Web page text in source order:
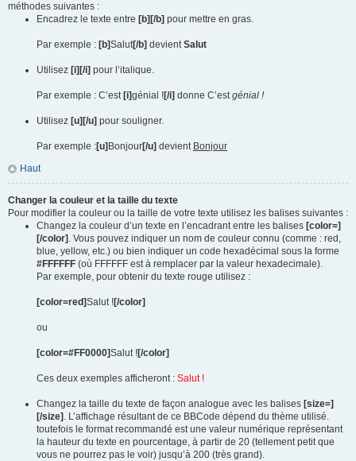
méthodes suivantes :
Encadrez le texte entre [b][/b] pour mettre en gras.
Par exemple : [b]Salut[/b] devientSalut
Utilisez [i][/i] pour l’italique.
Par exemple : C’est [i]génial ![/i] donne C’estgénial !
Utilisez [u][/u] pour souligner.
Par exemple :[u] Bonjour[/u] devient Bonjour
Haut
Changer la couleur et la taille du texte
Pour modifier la couleur ou la taille de votre texte utilisez les balises suivantes :
Changez la couleur d’un texte en l’encadrant entre les balises [color=]
[/color] . Vous pouvez indiquer un nom de couleur connu (comme : red,
blue, yellow, etc.) ou bien indiquer un code hexadécimal sous la forme
#FFFFFF (où FFFFFF est à remplacer par la valeur hexadecimale).
Par exemple, pour obtenir du texte rouge utilisez :
[color=red]Salut ![/color]
ou
[color=#FF0000]Salut ![/color]
Ces deux exemples afficheront : Salut !
Changez la taille du texte de façon analogue avec les balises [size=]
[/size] . L’affichage résultant de ce BBCode dépend du thème utilisé.
toutefois le format recommandé est une valeur numérique représentant
la hauteur du texte en pourcentage, à partir de 20 (tellement petit que
vous ne pourrez pas le voir) jusqu’à 200 (très grand).